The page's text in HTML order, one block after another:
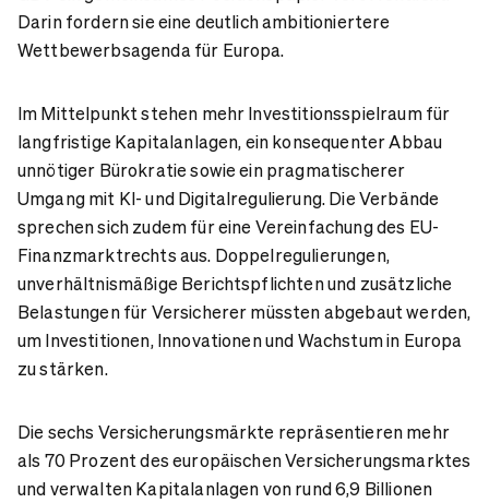
Darin fordern sie eine deutlich ambitioniertere
Wettbewerbsagenda für Europa.
Im Mittelpunkt stehen mehr Investitionsspielraum für
langfristige Kapitalanlagen, ein konsequenter Abbau
unnötiger Bürokratie sowie ein pragmatischerer
Umgang mit KI- und Digitalregulierung. Die Verbände
sprechen sich zudem für eine Vereinfachung des EU-
Finanzmarktrechts aus. Doppelregulierungen,
unverhältnismäßige Berichtspflichten und zusätzliche
Belastungen für Versicherer müssten abgebaut werden,
um Investitionen, Innovationen und Wachstum in Europa
zu stärken.
Die sechs Versicherungsmärkte repräsentieren mehr
als 70 Prozent des europäischen Versicherungsmarktes
und verwalten Kapitalanlagen von rund 6,9 Billionen